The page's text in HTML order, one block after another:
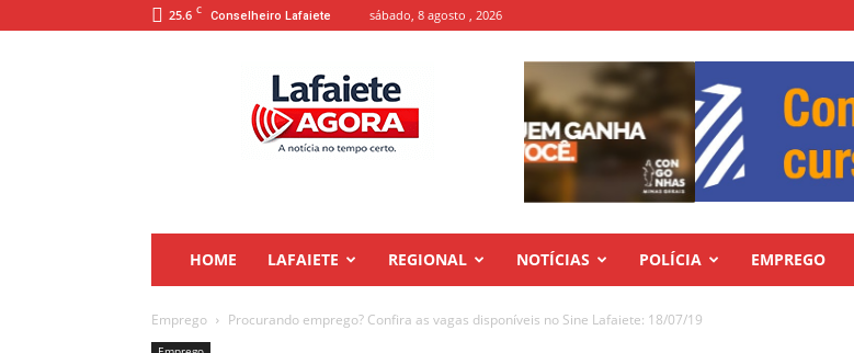
25.6 C Conselheiro Lafaiete sábado, 8 agosto , 2026
HOME LAFAIETE REGIONAL NOTÍCIAS POLÍCIA EMPREGO
Emprego Procurando emprego? Confira as vagas disponíveis no Sine Lafaiete: 18/07/19
Emprego